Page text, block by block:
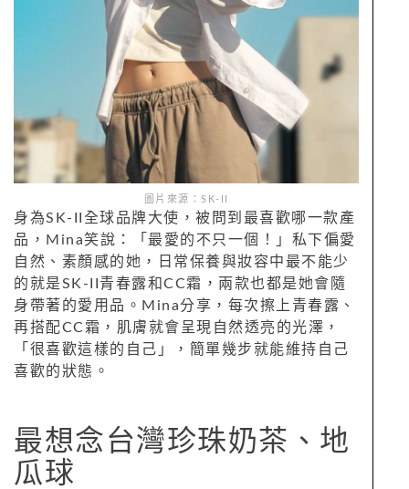
圖片來源：SK-II
身為SK-II全球品牌大使，被問到最喜歡哪一款產
品，Mina笑說：「最愛的不只一個！」私下偏愛
自然、素顏感的她，日常保養與妝容中最不能少
的就是SK-II青春露和CC霜，兩款也都是她會隨
身帶著的愛用品。Mina分享，每次擦上青春露、
再搭配CC霜，肌膚就會呈現自然透亮的光澤，
「很喜歡這樣的自己」，簡單幾步就能維持自己
喜歡的狀態。
最想念台灣珍珠奶茶、地
瓜球